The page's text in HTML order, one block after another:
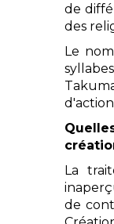
de
des
Le
La
de